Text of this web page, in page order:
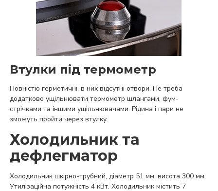
Втулки під термометр
Повністю герметичні, в них відсутні отвори. Не треба
додатково ущільнювати термометр шлангами, фум-
стрічками та іншими ущільнювачами. Рідина і пари не
зможуть пройти через втулку.
Холодильник та
дефлегматор
Холодильник шкірно-трубний, діаметр 51 мм, висота 300 мм,
Утилізаційна потужність 4 кВт. Холодильник містить 7